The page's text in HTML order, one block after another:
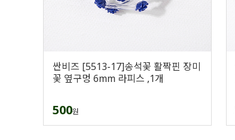
싼비즈 [5513-17]송석꽃 활짝핀 장미
꽃 옆구멍 6mm 라피스 ,1개
500원